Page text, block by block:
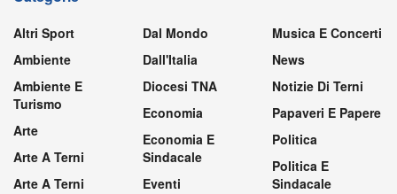
Altri Sport
Ambiente
Ambiente E
Turismo
Arte
Arte A Terni
Arte A Terni
Dal Mondo
Dall'Italia
Diocesi TNA
Economia
Economia E
Sindacale
Eventi
Musica E Concerti
News
Notizie Di Terni
Papaveri E Papere
Politica
Politica E
Sindacale